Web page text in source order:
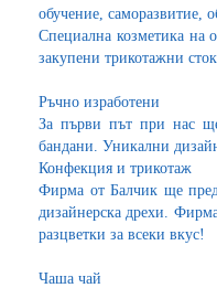
обучение, саморазвитие,
Специална козметика на
закупени трикотажни
Ръчно изработени
За първи път при нас
бандани. Уникални
Конфекция и трикотаж
Фирма от Балчик ще
дизайнерска дрехи.
разцветки за всеки вкус!
Чаша чай